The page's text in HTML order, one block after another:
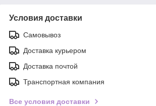
Условия доставки
Самовывоз
Доставка курьером
Доставка почтой
Транспортная компания
Все условия доставки